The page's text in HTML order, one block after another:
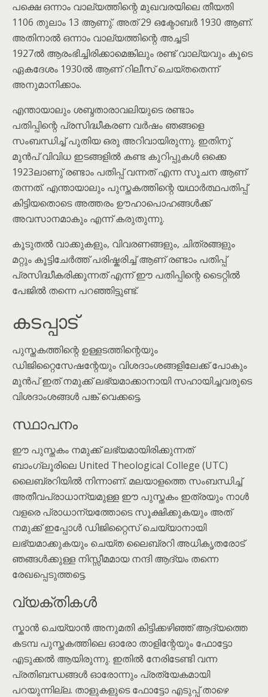
പക്ഷെ ഒന്നാം വാല്യത്തിന്റെ മുഖവരയിലെ തീയതി
1106 തുലാം 13 ആണു്. അത് 29 ഒക്ടോബർ 1930 ആണ്.
അതിനാൽ ഒന്നാം വാല്യത്തിന്റെ അച്ചടി
1927ൽ ആരംഭിച്ചിരിക്കാമെങ്കിലും രണ്ട് വാല്യവും കൂടെ
ഏകദേശം 1930ൽ ആണ് റിലീസ് ചെയ്തതെന്ന്
അനുമാനിക്കാം.
എന്തായാലും ശബ്ദതാരാവലിയുടെ രണ്ടാം
പതിപ്പിന്റെ പ്രസിദ്ധീകരണ വർഷം ഞങ്ങളെ
സംബന്ധിച്ച് പുതിയ ഒരു അറിവായിരുന്നു. ഇതിനു്
മുൻപ് വിവിധ ഇടങ്ങളിൽ കണ്ട കുറിപ്പുകൾ ഒക്കെ
1923ലാണു് രണ്ടാം പതിപ്പ് വന്നത് എന്ന സൂചന ആണ്
തന്നത്. എന്തായാലും പുസ്തകത്തിന്റെ യഥാർത്ഥപതിപ്പ്
കിട്ടിയതൊടെ അത്തരം ഊഹാപൊഹങ്ങൾക്ക്
അവസാനമാകും എന്ന് കരുതുന്നു.
കൂടുതൽ വാക്കുകളും, വിവരണങ്ങളും, ചിത്രങ്ങളും
മറ്റും കൂട്ടിചേർത്ത് പരിഷ്കരിച്ച് ആണ് രണ്ടാം പതിപ്പ്
പ്രസിദ്ധീകരിക്കുന്നത് എന്ന് ഈ പതിപ്പിന്റെ ടൈറ്റിൽ
പേജിൽ തന്നെ പറഞ്ഞിട്ടുണ്ട്.
കടപ്പാട്
പുസ്തകത്തിന്റെ ഉള്ളടത്തിന്റെയും
ഡിജിറ്റൈസേഷന്റേയും വിശദാംശങ്ങളിലേക്ക് പോകും
മുൻപ് ഇത് നമുക്ക് ലഭ്യമാക്കാനായി സഹായിച്ചവരുടെ
വിശദാംശങ്ങൾ പങ്ക് വെക്കട്ടെ.
സ്ഥാപനം
ഈ പുസ്തകം നമുക്ക് ലഭ്യമായിരിക്കുന്നത്
ബാംഗ്ലൂരിലെ United Theological College (UTC)
ലൈബ്രറിയിൽ നിന്നാണ്. മലയാളത്തെ സംബന്ധിച്ച്
അതീവപ്രാധാന്യമുള്ള ഈ പുസ്തകം ഇത്രയും നാൾ
വളരെ പ്രാധാന്യത്തോടെ സൂക്ഷിക്കുകയും അത്
നമുക്ക് ഇപ്പോൾ ഡിജിറ്റൈസ് ചെയ്യാനായി
ലഭ്യമാക്കുകയും ചെയ്ത ലൈബ്രറി അധികൃതരോട്
ഞങ്ങൾക്കുള്ള നിസ്സീമമായ നന്ദി ആദ്യം തന്നെ
രേഖപ്പെടുത്തട്ടെ.
വ്യക്തികൾ
സ്കാൻ ചെയ്യാൻ അനുമതി കിട്ടിക്കഴിഞ്ഞ് ആദ്യത്തെ
കടമ്പ പുസ്തകത്തിലെ ഓരോ താളിന്റേയും ഫോട്ടോ
എടുക്കൽ ആയിരുന്നു. ഇതിൽ നേരിടേണ്ടി വന്ന
പ്രതിബന്ധങ്ങൾ ഓരോന്നും പ്രത്യേകമായി
പറയുന്നില്ല. താളുകളുടെ ഫോട്ടോ എടുപ്പ് താഴെ